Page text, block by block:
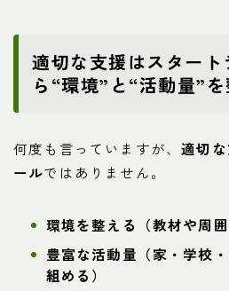
適切な支援はスター
ら“環境”と“活動量”
何度も言っていますが、適切
ールではありません。
環境を整える（教材や周囲
豊富な活動量（家・学校
組める）